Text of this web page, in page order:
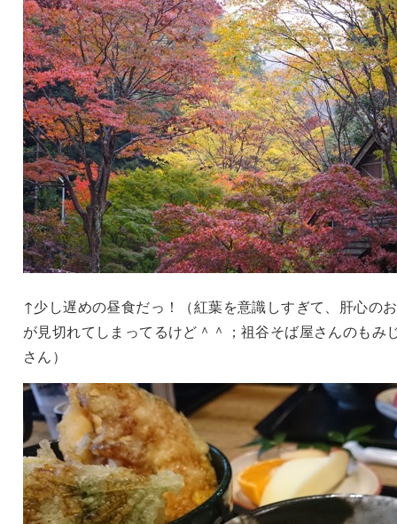
↑少し遅めの昼食だっ！（紅葉を意識しすぎて、肝心の
が見切れてしまってるけど＾＾；祖谷そば屋さんのもみ
さん）